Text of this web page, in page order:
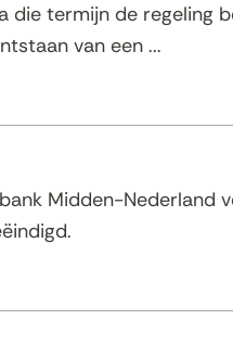
die termijn de regeling
van een ...
Midden-Nederland